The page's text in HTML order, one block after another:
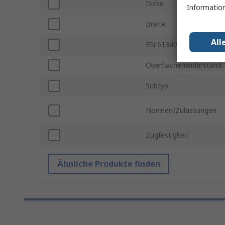
Dicke
Breite
EN 61340-5-1 konform
Oberflächenwiderstand
Subtyp
Normen/Zulassungen
Zugfestigkeit
Ähnliche Produkte finden